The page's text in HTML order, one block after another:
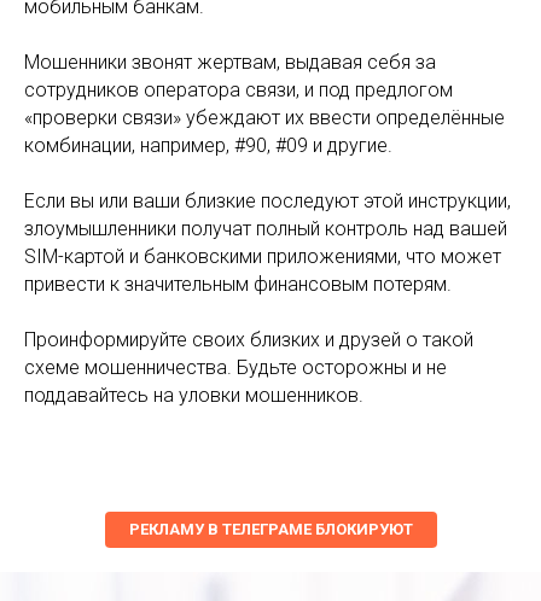
мобильным банкам.
Мошенники звонят жертвам, выдавая себя за
сотрудников оператора связи, и под предлогом
«проверки связи» убеждают их ввести определённые
комбинации, например, #90, #09 и другие.
Если вы или ваши близкие последуют этой инструкции,
злоумышленники получат полный контроль над вашей
SIM-картой и банковскими приложениями, что может
привести к значительным финансовым потерям.
Проинформируйте своих близких и друзей о такой
схеме мошенничества. Будьте осторожны и не
поддавайтесь на уловки мошенников.
РЕКЛАМУ В ТЕЛЕГРАМЕ БЛОКИРУЮТ